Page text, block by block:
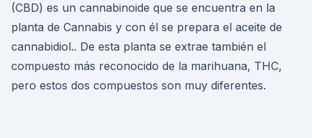
(CBD) es un cannabinoide que se encuentra en la
planta de Cannabis y con él se prepara el aceite de
cannabidiol.. De esta planta se extrae también el
compuesto más reconocido de la marihuana, THC,
pero estos dos compuestos son muy diferentes.